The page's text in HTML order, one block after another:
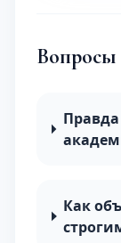
Вопросы
Как